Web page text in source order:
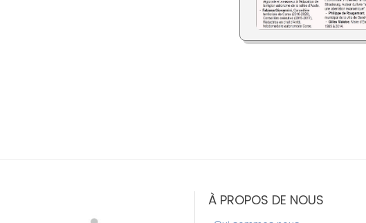
À PROPOS DE NOUS